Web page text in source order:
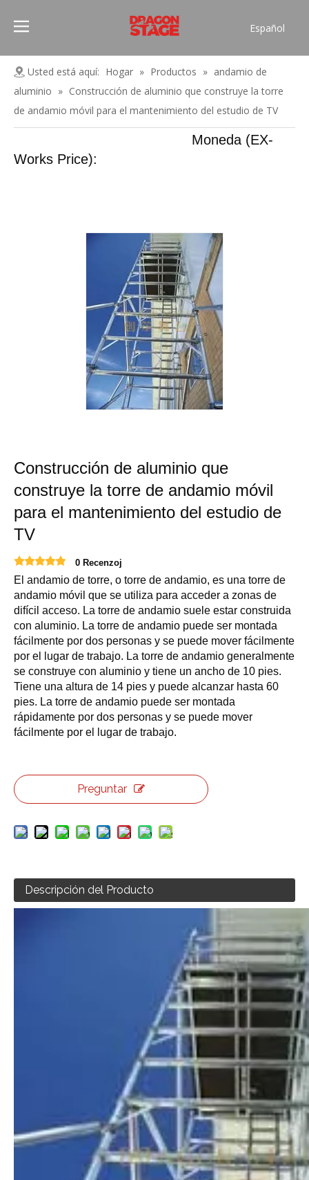
Español
Pусский
Français
العربية
简体中文
English
Usted está aquí: Hogar » Productos » andamio de
aluminio » Construcción de aluminio que construye la torre
de andamio móvil para el mantenimiento del estudio de TV
Moneda (EX-
Works Price):
Construcción de aluminio que
construye la torre de andamio móvil
para el mantenimiento del estudio de
TV
0 Recenzoj
El andamio de torre, o torre de andamio, es una torre de
andamio móvil que se utiliza para acceder a zonas de
difícil acceso. La torre de andamio suele estar construida
con aluminio. La torre de andamio puede ser montada
fácilmente por dos personas y se puede mover fácilmente
por el lugar de trabajo. La torre de andamio generalmente
se construye con aluminio y tiene un ancho de 10 pies.
Tiene una altura de 14 pies y puede alcanzar hasta 60
pies. La torre de andamio puede ser montada
rápidamente por dos personas y se puede mover
fácilmente por el lugar de trabajo.
Preguntar
Descripción del Producto